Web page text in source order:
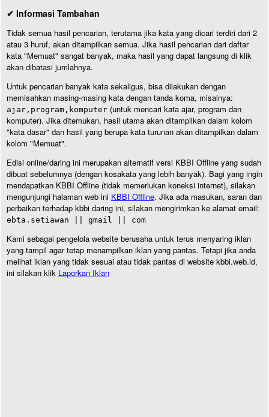
✔ Informasi Tambahan
Tidak semua hasil pencarian, terutama jika kata yang dicari terdiri dari 2
atau 3 huruf, akan ditampilkan semua. Jika hasil pencarian dari daftar
kata "Memuat" sangat banyak, maka hasil yang dapat langsung di klik
akan dibatasi jumlahnya.
Untuk pencarian banyak kata sekaligus, bisa dilakukan dengan
memisahkan masing-masing kata dengan tanda koma, misalnya:
ajar,program,komputer (untuk mencari kata ajar, program dan
komputer). Jika ditemukan, hasil utama akan ditampilkan dalam kolom
"kata dasar" dan hasil yang berupa kata turunan akan ditampilkan dalam
kolom "Memuat".
Edisi online/daring ini merupakan alternatif versi KBBI Offline yang sudah
dibuat sebelumnya (dengan kosakata yang lebih banyak). Bagi yang ingin
mendapatkan KBBI Offline (tidak memerlukan koneksi internet), silakan
mengunjungi halaman web ini KBBI Offline. Jika ada masukan, saran dan
perbaikan terhadap kbbi daring ini, silakan mengirimkan ke alamat email:
ebta.setiawan || gmail || com
Kami sebagai pengelola website berusaha untuk terus menyaring iklan
yang tampil agar tetap menampilkan iklan yang pantas. Tetapi jika anda
melihat iklan yang tidak sesuai atau tidak pantas di website kbbi.web.id,
ini silakan klik Laporkan Iklan